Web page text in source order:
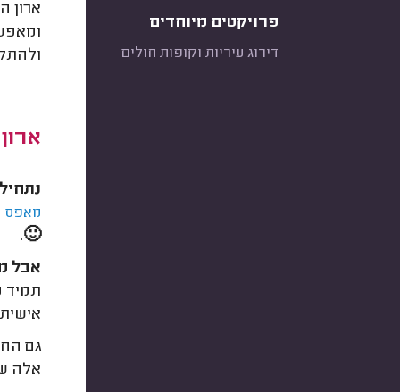
פרויקטים מיוחדים
דירוג עיריות וקופות חולים
ארון
מאפס
🙂.
אבל
תמיד
גם
אלה